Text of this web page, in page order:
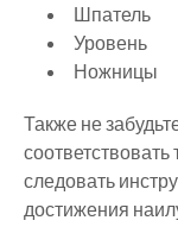
Шпатель
Уровень
Ножницы
Также не
следовать
достижения